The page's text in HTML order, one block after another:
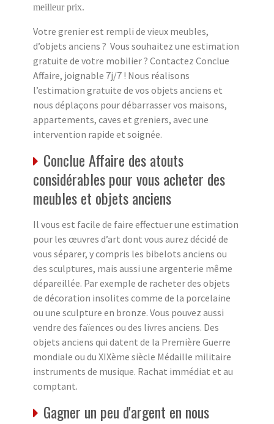
meilleur prix.
Votre grenier est rempli de vieux meubles,
d’objets anciens ? Vous souhaitez une estimation
gratuite de votre mobilier ? Contactez Conclue
Affaire, joignable 7j/7 ! Nous réalisons
l’estimation gratuite de vos objets anciens et
nous déplaçons pour débarrasser vos maisons,
appartements, caves et greniers, avec une
intervention rapide et soignée.
Conclue Affaire des atouts
considérables pour vous acheter des
meubles et objets anciens
Il vous est facile de faire effectuer une estimation
pour les œuvres d’art dont vous aurez décidé de
vous séparer, y compris les bibelots anciens ou
des sculptures, mais aussi une argenterie même
dépareillée. Par exemple de racheter des objets
de décoration insolites comme de la porcelaine
ou une sculpture en bronze. Vous pouvez aussi
vendre des faïences ou des livres anciens. Des
objets anciens qui datent de la Première Guerre
mondiale ou du XIXème siècle Médaille militaire
instruments de musique. Rachat immédiat et au
comptant.
Gagner un peu d'argent en nous